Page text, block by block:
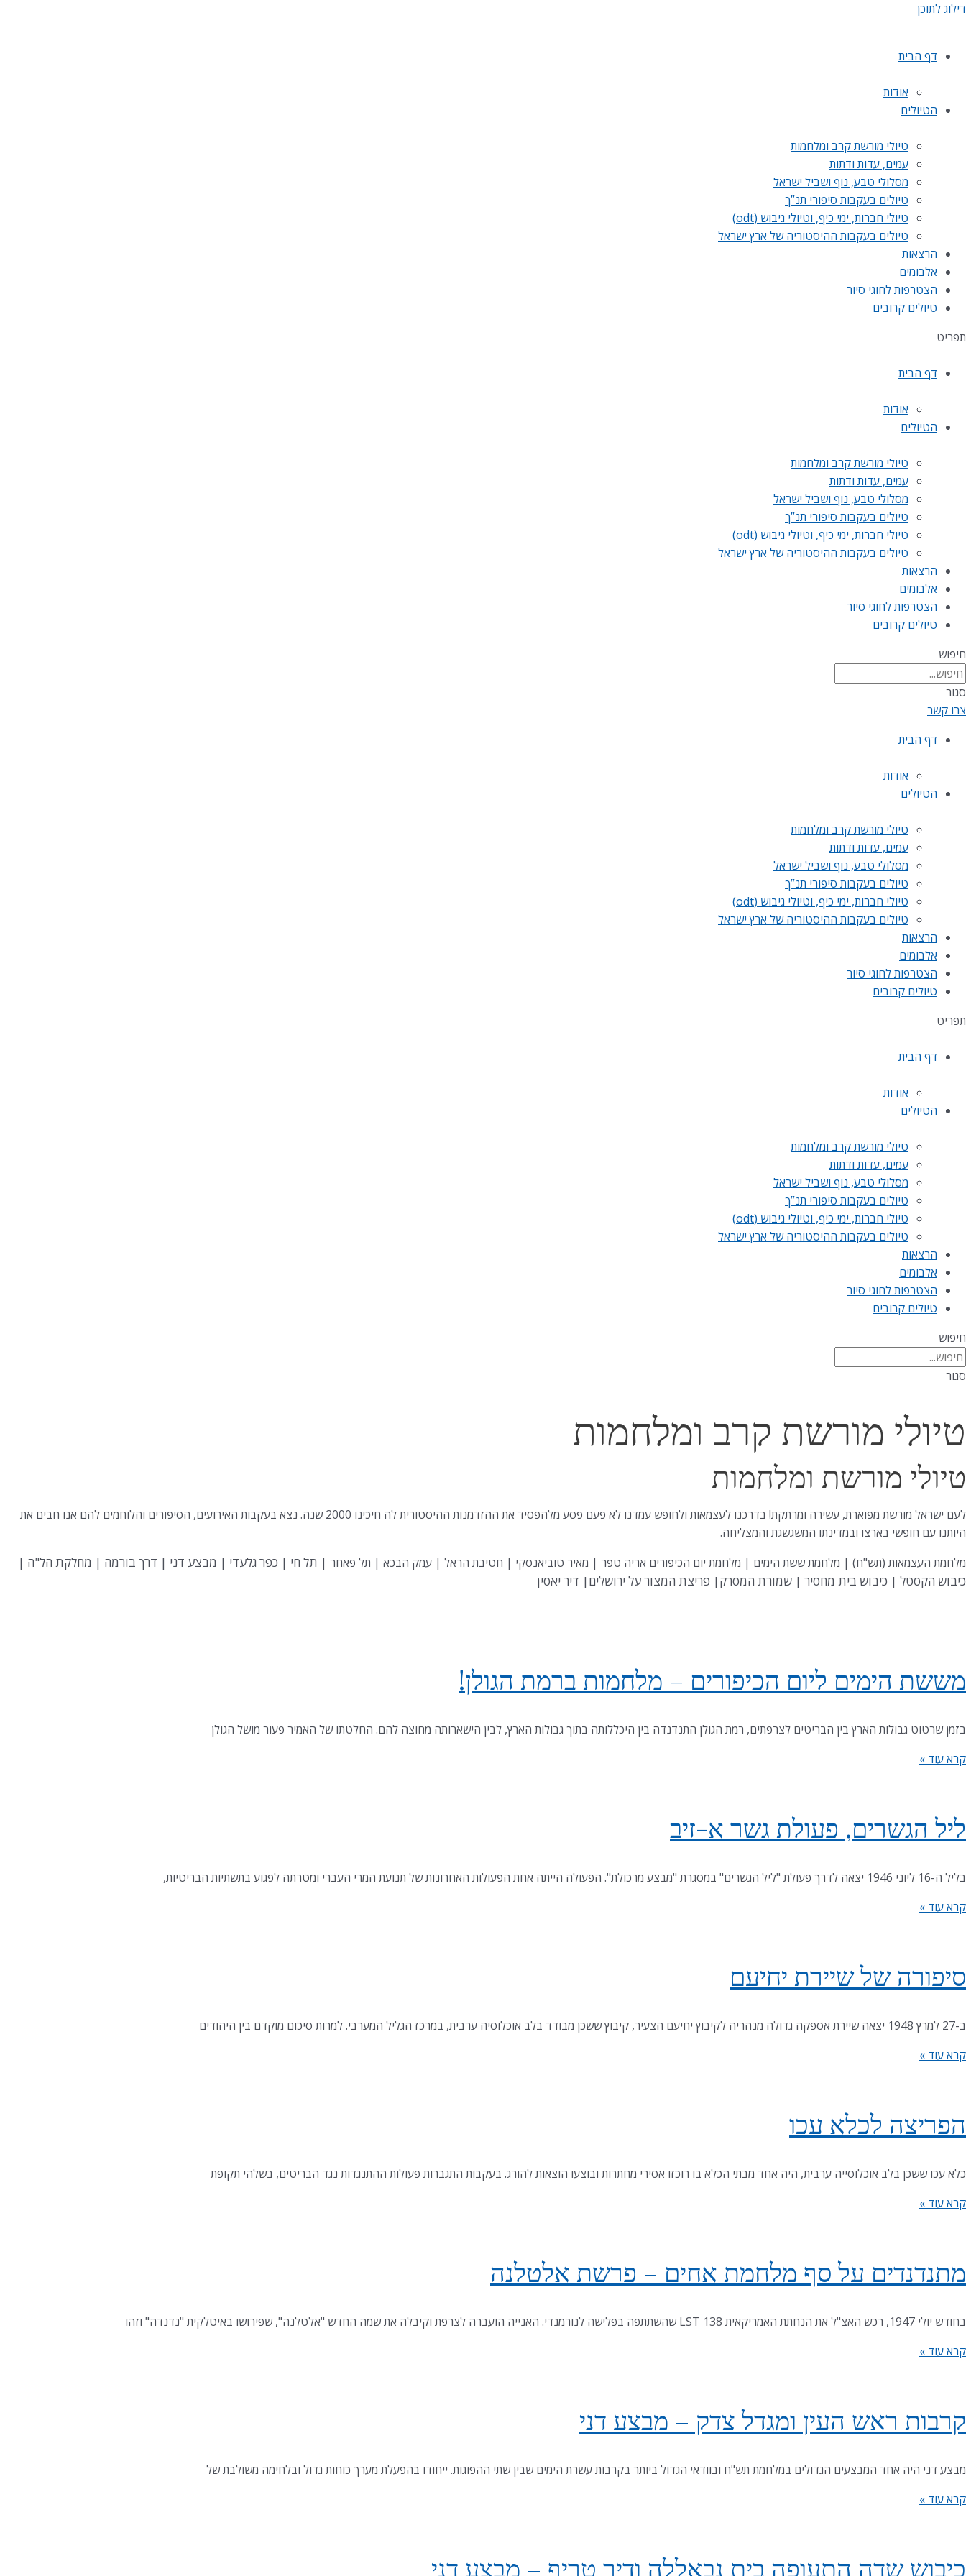
דילוג לתוכן
דף הבית
אודות
הטיולים
טיולי מורשת קרב ומלחמות
עמים, עדות ודתות
מסלולי טבע, נוף ושביל ישראל
טיולים בעקבות סיפורי תנ”ך
טיולי חברות, ימי כיף, וטיולי גיבוש (odt)
טיולים בעקבות ההיסטוריה של ארץ ישראל
הרצאות
אלבומים
הצטרפות לחוגי סיור
טיולים קרובים
תפריט
דף הבית
אודות
הטיולים
טיולי מורשת קרב ומלחמות
עמים, עדות ודתות
מסלולי טבע, נוף ושביל ישראל
טיולים בעקבות סיפורי תנ”ך
טיולי חברות, ימי כיף, וטיולי גיבוש (odt)
טיולים בעקבות ההיסטוריה של ארץ ישראל
הרצאות
אלבומים
הצטרפות לחוגי סיור
טיולים קרובים
חיפוש
סגור
צרו קשר
דף הבית
אודות
הטיולים
טיולי מורשת קרב ומלחמות
עמים, עדות ודתות
מסלולי טבע, נוף ושביל ישראל
טיולים בעקבות סיפורי תנ”ך
טיולי חברות, ימי כיף, וטיולי גיבוש (odt)
טיולים בעקבות ההיסטוריה של ארץ ישראל
הרצאות
אלבומים
הצטרפות לחוגי סיור
טיולים קרובים
תפריט
דף הבית
אודות
הטיולים
טיולי מורשת קרב ומלחמות
עמים, עדות ודתות
מסלולי טבע, נוף ושביל ישראל
טיולים בעקבות סיפורי תנ”ך
טיולי חברות, ימי כיף, וטיולי גיבוש (odt)
טיולים בעקבות ההיסטוריה של ארץ ישראל
הרצאות
אלבומים
הצטרפות לחוגי סיור
טיולים קרובים
חיפוש
סגור
טיולי מורשת קרב ומלחמות
טיולי מורשת ומלחמות
לעם ישראל מורשת מפוארת, עשירה ומרתקת! בדרכנו לעצמאות ולחופש עמדנו לא פעם פסע מלהפסיד את ההזדמנות ההיסטורית לה חיכינו 2000 שנה. נצא בעקבות האירועים, הסיפורים והלוחמים להם אנו חבים את
היותנו עם חופשי בארצו ובמדינתו המשגשגת והמצליחה.
מלחמת העצמאות (תש"ח) | מלחמת ששת הימים | מלחמת יום הכיפורים אריה טפר | מאיר טוביאנסקי | חטיבת הראל | עמק הבכא | תל פאחר | תל חי | כפר גלעדי | מבצע דני | דרך בורמה | מחלקת הל"ה |
כיבוש הקסטל | כיבוש בית מחסיר | שמורת המסרק| פריצת המצור על ירושלים| דיר יאסין
מששת הימים ליום הכיפורים – מלחמות ברמת הגולן!
בזמן שרטוט גבולות הארץ בין הבריטים לצרפתים, רמת הגולן התנדנדה בין היכללותה בתוך גבולות הארץ, לבין הישארותה מחוצה להם. החלטתו של האמיר פעור מושל הגולן
קרא עוד »
ליל הגשרים, פעולת גשר א-זיב
בליל ה-16 ליוני 1946 יצאה לדרך פעולת "ליל הגשרים" במסגרת "מבצע מרכולת". הפעולה הייתה אחת הפעולות האחרונות של תנועת המרי העברי ומטרתה לפגוע בתשתיות הבריטיות,
קרא עוד »
סיפורה של שיירת יחיעם
ב-27 למרץ 1948 יצאה שיירת אספקה גדולה מנהריה לקיבוץ יחיעם הצעיר, קיבוץ ששכן מבודד בלב אוכלוסיה ערבית, במרכז הגליל המערבי. למרות סיכום מוקדם בין היהודים
קרא עוד »
הפריצה לכלא עכו
כלא עכו ששכן בלב אוכלוסייה ערבית, היה אחד מבתי הכלא בו רוכזו אסירי מחתרות ובוצעו הוצאות להורג. בעקבות התגברות פעולות ההתנגדות נגד הבריטים, בשלהי תקופת
קרא עוד »
מתנדנדים על סף מלחמת אחים – פרשת אלטלנה
בחודש יולי 1947, רכש האצ"ל את הנחתת האמריקאית LST 138 שהשתתפה בפלישה לנורמנדי. האנייה הועברה לצרפת וקיבלה את שמה החדש "אלטלנה", שפירושו באיטלקית "נדנדה" וזהו
קרא עוד »
קרבות ראש העין ומגדל צדק – מבצע דני
מבצע דני היה אחד המבצעים הגדולים במלחמת תש"ח ובוודאי הגדול ביותר בקרבות עשרת הימים שבין שתי ההפוגות. ייחודו בהפעלת מערך כוחות גדול ובלחימה משולבת של
קרא עוד »
כיבוש שדה התעופה בית נבאללה ודיר טריף – מבצע דני